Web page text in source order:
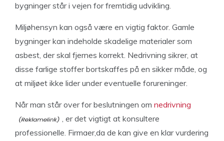
bygninger står i vejen for fremtidig udvikling.
Miljøhensyn kan også være en vigtig faktor. Gamle
bygninger kan indeholde skadelige materialer som
asbest, der skal fjernes korrekt. Nedrivning sikrer, at
disse farlige stoffer bortskaffes på en sikker måde, og
at miljøet ikke lider under eventuelle forureninger.
Når man står over for beslutningen om nedrivning
, er det vigtigt at konsultere
professionelle. Firmaer,da de kan give en klar vurdering